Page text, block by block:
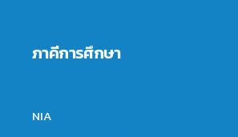
ภาคีการศึกษา
NIA